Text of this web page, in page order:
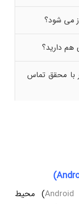
می شود؟
هم دارید؟
با محقق تماس
) محیط